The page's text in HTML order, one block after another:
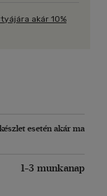
akár 10%
esetén akár ma
1-3 munkanap